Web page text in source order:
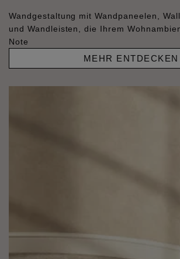
Wandgestaltung mit Wandpaneelen,
und Wandleisten, die Ihrem
Note
MEHR ENTDECKEN